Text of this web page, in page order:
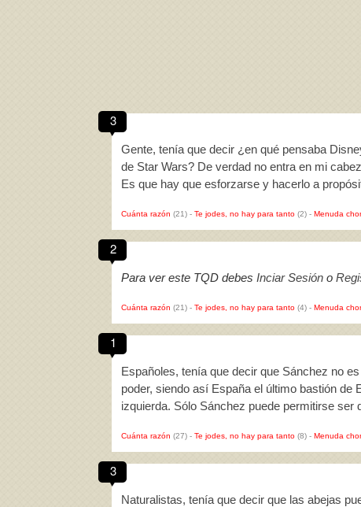
3
Gente, tenía que decir ¿en qué pensaba
de Star Wars? De verdad no entra en mi
Es que hay que esforzarse y hacerlo a
Cuánta razón (21) - Te jodes, no hay para tanto (2) - Menuda
2
Para ver este TQD debes Inciar Sesión o
Cuánta razón (21) - Te jodes, no hay para tanto (4) - Menuda
1
Españoles, tenía que decir que Sánchez no
poder, siendo así España el último bastión de
izquierda. Sólo Sánchez puede permitirse
Cuánta razón (27) - Te jodes, no hay para tanto (8) - Menuda
3
Naturalistas, tenía que decir que las abejas